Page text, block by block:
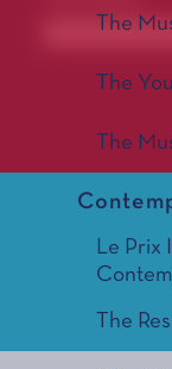
The
The
The
Le Prix
The
Anciennes saisons